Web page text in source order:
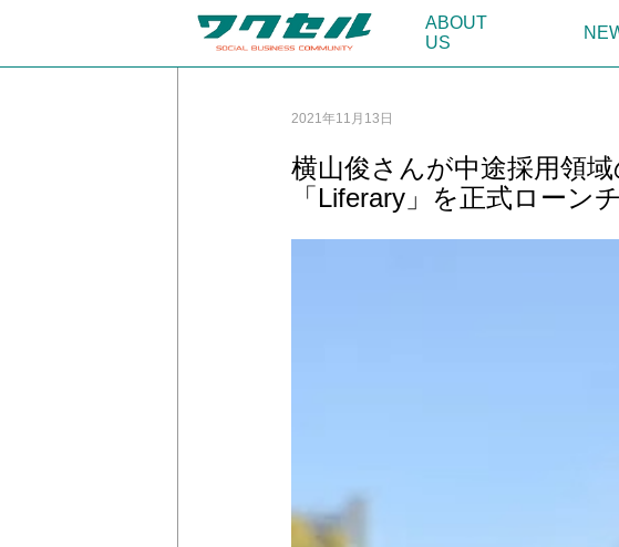
ABOUT
US
2021年11月13日
横山俊さんが中途採用領
「Liferary」を正式ローンチ